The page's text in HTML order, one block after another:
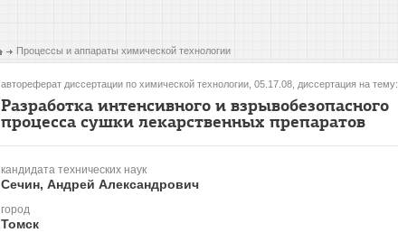
Процессы и аппараты химической технологии
автореферат диссертации по химической технологии, 05.17.08, диссертация на тему:
Разработка интенсивного и взрывобезопасного
процесса сушки лекарственных препаратов
кандидата технических наук
Сечин, Андрей Александрович
город
Томск